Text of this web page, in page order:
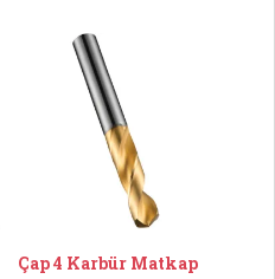
Çap 4 Karbür Matkap